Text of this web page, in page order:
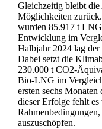
Gleichzeitig bleibt
Möglichkeiten
wurden 85.917 t
Entwicklung im
Halbjahr 2024 lag
Dabei setzt die
230.000 t CO2-
Bio-LNG im
ersten sechs Monaten
dieser Erfolge fehlt
auszuschöpfen.